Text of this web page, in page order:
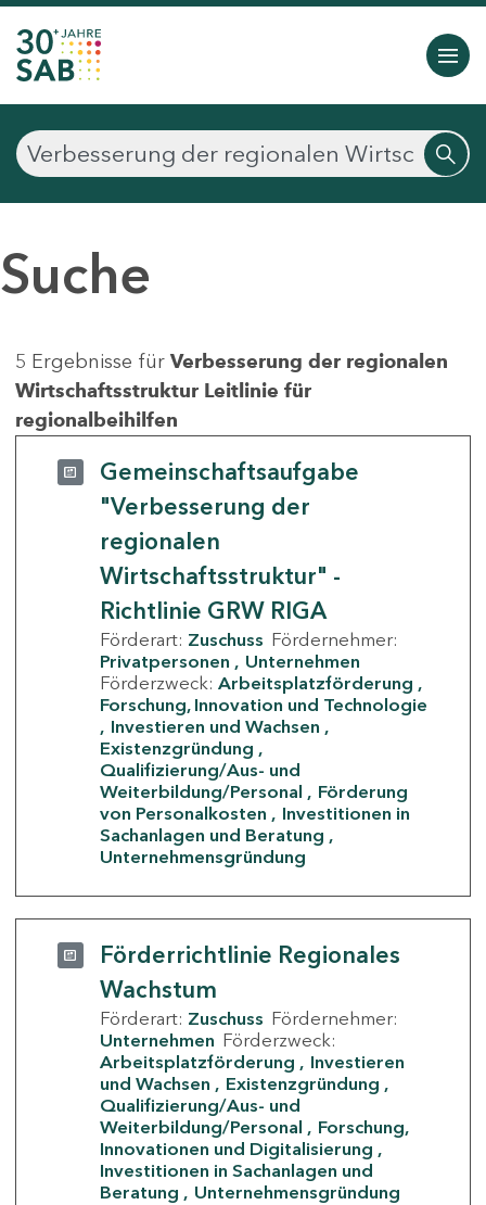
Suche
5 Ergebnisse für Verbesserung der regionalen
Wirtschaftsstruktur Leitlinie für
regionalbeihilfen
Gemeinschaftsaufgabe
"Verbesserung der
regionalen
Wirtschaftsstruktur" -
Richtlinie GRW RIGA
Förderart: Zuschuss Fördernehmer:
Privatpersonen
Unternehmen
Förderzweck: Arbeitsplatzförderung
Forschung, Innovation und Technologie
Investieren und Wachsen
Existenzgründung
Qualifizierung/Aus- und
Weiterbildung/Personal
Förderung
von Personalkosten
Investitionen in
Sachanlagen und Beratung
Unternehmensgründung
Förderrichtlinie Regionales
Wachstum
Förderart: Zuschuss Fördernehmer:
Unternehmen Förderzweck:
Arbeitsplatzförderung
Investieren
und Wachsen
Existenzgründung
Qualifizierung/Aus- und
Weiterbildung/Personal
Forschung,
Innovationen und Digitalisierung
Investitionen in Sachanlagen und
Beratung
Unternehmensgründung